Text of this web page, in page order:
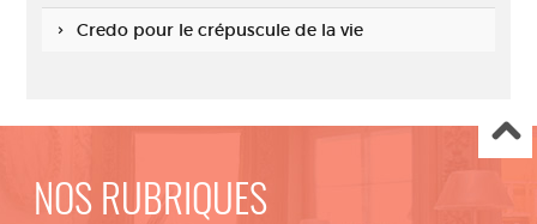
Credo pour le crépuscule de la vie
NOS RUBRIQUES